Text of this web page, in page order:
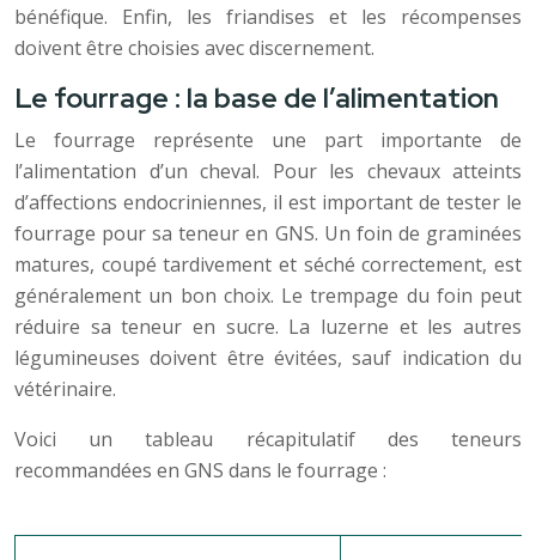
bénéfique. Enfin, les friandises et les récompenses
doivent être choisies avec discernement.
Le fourrage : la base de l’alimentation
Le fourrage représente une part importante de
l’alimentation d’un cheval. Pour les chevaux atteints
d’affections endocriniennes, il est important de tester le
fourrage pour sa teneur en GNS. Un foin de graminées
matures, coupé tardivement et séché correctement, est
généralement un bon choix. Le trempage du foin peut
réduire sa teneur en sucre. La luzerne et les autres
légumineuses doivent être évitées, sauf indication du
vétérinaire.
Voici un tableau récapitulatif des teneurs
recommandées en GNS dans le fourrage :